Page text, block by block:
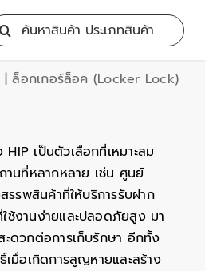
|ล็อกเกอร์ล็อค (Locker Lock)
เป็นตัวเลือกที่เหมาะสม
านที่หลากหลาย เช่น ศูนย์
รรพสินค้าที่ให้บริการรับฝาก
งานง่ายและปลอดภัยสูง มา
ดวกต่อการเก็บรักษา อีกทั้ง
มื่อเกิดการสูญหายและสร้าง